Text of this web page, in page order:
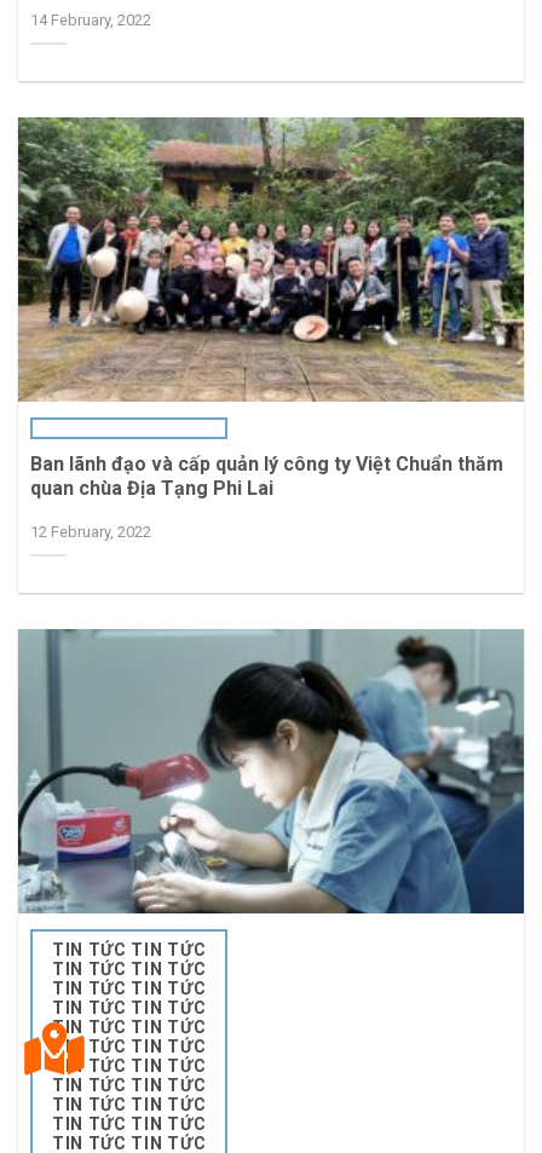
14 February, 2022
Ban lãnh đạo và cấp quản lý công ty Việt Chuẩn thăm
quan chùa Địa Tạng Phi Lai
12 February, 2022
TIN TỨC TIN TỨC
TIN TỨC TIN TỨC
TIN TỨC TIN TỨC
TIN TỨC TIN TỨC
TIN TỨC TIN TỨC
TIN TỨC TIN TỨC
TIN TỨC TIN TỨC
TIN TỨC TIN TỨC
TIN TỨC TIN TỨC
TIN TỨC TIN TỨC
TIN TỨC TIN TỨC